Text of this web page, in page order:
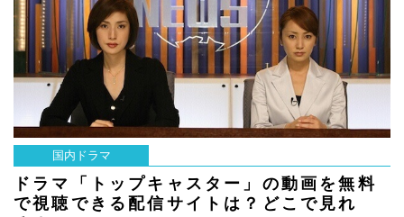
国内ドラマ
ドラマ「トップキャスター」の動画を無料
で視聴できる配信サイトは？どこで見れ